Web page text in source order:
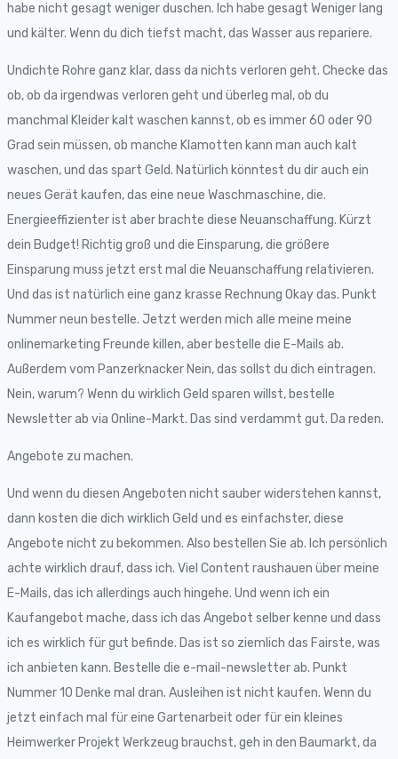
habe nicht gesagt weniger duschen. Ich habe gesagt Weniger lang
und kälter. Wenn du dich tiefst macht, das Wasser aus repariere.
Undichte Rohre ganz klar, dass da nichts verloren geht. Checke das
ob, ob da irgendwas verloren geht und überleg mal, ob du
manchmal Kleider kalt waschen kannst, ob es immer 60 oder 90
Grad sein müssen, ob manche Klamotten kann man auch kalt
waschen, und das spart Geld. Natürlich könntest du dir auch ein
neues Gerät kaufen, das eine neue Waschmaschine, die.
Energieeffizienter ist aber brachte diese Neuanschaffung. Kürzt
dein Budget! Richtig groß und die Einsparung, die größere
Einsparung muss jetzt erst mal die Neuanschaffung relativieren.
Und das ist natürlich eine ganz krasse Rechnung Okay das. Punkt
Nummer neun bestelle. Jetzt werden mich alle meine meine
onlinemarketing Freunde killen, aber bestelle die E-Mails ab.
Außerdem vom Panzerknacker Nein, das sollst du dich eintragen.
Nein, warum? Wenn du wirklich Geld sparen willst, bestelle
Newsletter ab via Online-Markt. Das sind verdammt gut. Da reden.
Angebote zu machen.
Und wenn du diesen Angeboten nicht sauber widerstehen kannst,
dann kosten die dich wirklich Geld und es einfachster, diese
Angebote nicht zu bekommen. Also bestellen Sie ab. Ich persönlich
achte wirklich drauf, dass ich. Viel Content raushauen über meine
E-Mails, das ich allerdings auch hingehe. Und wenn ich ein
Kaufangebot mache, dass ich das Angebot selber kenne und dass
ich es wirklich für gut befinde. Das ist so ziemlich das Fairste, was
ich anbieten kann. Bestelle die e-mail-newsletter ab. Punkt
Nummer 10 Denke mal dran. Ausleihen ist nicht kaufen. Wenn du
jetzt einfach mal für eine Gartenarbeit oder für ein kleines
Heimwerker Projekt Werkzeug brauchst, geh in den Baumarkt, da